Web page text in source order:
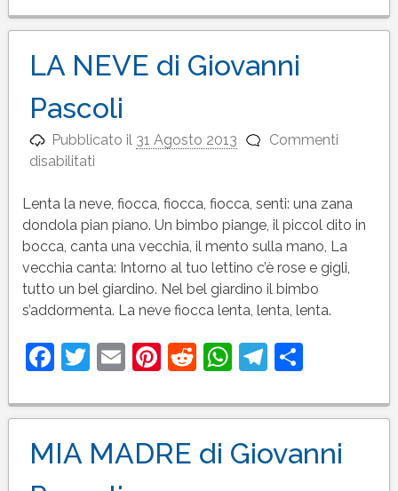
LA NEVE di Giovanni
Pascoli
Pubblicato il 31 Agosto 2013
Commenti
disabilitatisu
NEVE
di
Giovanni
Pascoli
Lenta la neve, fiocca, fiocca, fiocca, senti: una zana
dondola pian piano. Un bimbo piange, il piccol dito in
bocca, canta una vecchia, il mento sulla mano, La
vecchia canta: Intorno al tuo lettino c’è rose e gigli,
tutto un bel giardino. Nel bel giardino il bimbo
s’addormenta. La neve fiocca lenta, lenta, lenta.
Facebook
Twitter
EmailPinterest
Reddit
WhatsApp
Telegram
MIA MADRE di Giovanni